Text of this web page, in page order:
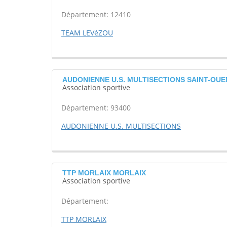
Département: 12410
TEAM LEVéZOU
AUDONIENNE U.S. MULTISECTIONS SAINT-
Association sportive
Département: 93400
AUDONIENNE U.S. MULTISECTIONS
TTP MORLAIX MORLAIX
Association sportive
Département:
TTP MORLAIX